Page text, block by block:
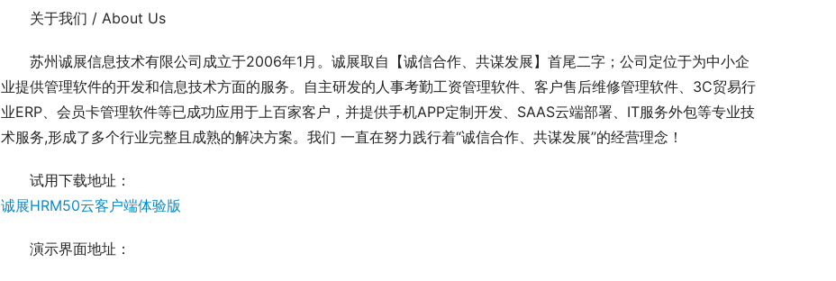
关于我们 / About Us
苏州诚展信息技术有限公司成立于2006年1月。诚展取自【诚信合作、共谋发展】首尾二字；公司定位于为中小企
业提供管理软件的开发和信息技术方面的服务。自主研发的人事考勤工资管理软件、客户售后维修管理软件、3C贸易行
业ERP、会员卡管理软件等已成功应用于上百家客户，并提供手机APP定制开发、SAAS云端部署、IT服务外包等专业技
术服务,形成了多个行业完整且成熟的解决方案。我们 一直在努力践行着“诚信合作、共谋发展”的经营理念！
试用下载地址：
诚展HRM50云客户端体验版
演示界面地址：